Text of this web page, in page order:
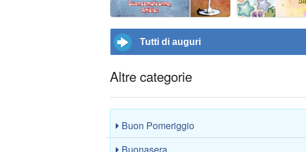
Tutti di auguri
Altre categorie
Buon Pomeriggio
Buonasera